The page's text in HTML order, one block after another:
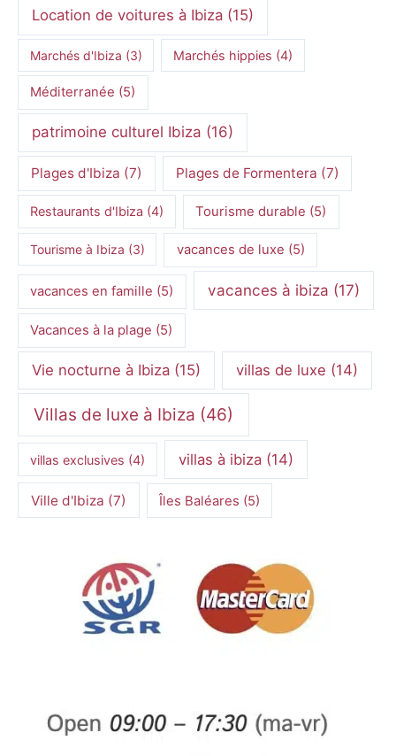
Location de voitures à Ibiza (15)
Marchés d'Ibiza (3) Marchés hippies (4)
Méditerranée (5)
patrimoine culturel Ibiza (16)
Plages d'Ibiza (7) Plages de Formentera (7)
Restaurants d'Ibiza (4) Tourisme durable (5)
Tourisme à Ibiza (3) vacances de luxe (5)
vacances en famille (5) vacances à ibiza (17)
Vacances à la plage (5)
Vie nocturne à Ibiza (15) villas de luxe (14)
Villas de luxe à Ibiza (46)
villas exclusives (4) villas à ibiza (14)
Ville d'Ibiza (7) Îles Baléares (5)